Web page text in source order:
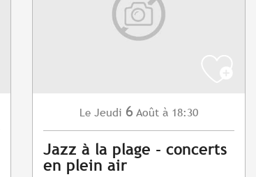
Le Jeudi 6 Août à 18:30
Jazz à la plage - concerts
en plein air